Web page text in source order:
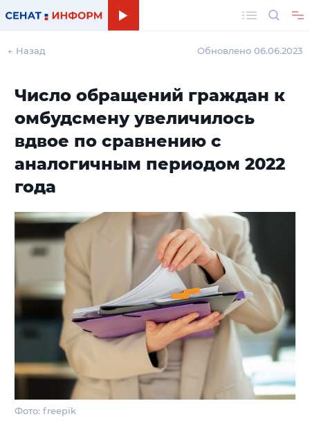
← Назад Обновлено 06.06.2023
Число обращений граждан к
омбудсмену увеличилось
вдвое по сравнению с
аналогичным периодом 2022
года
Фото: freepik